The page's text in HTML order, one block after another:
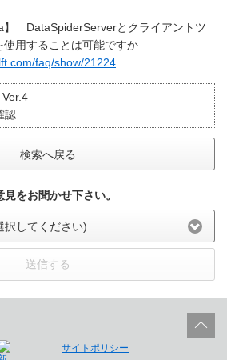
DataSpiderServerとクライアントツ
用することは可能ですか
faq/show/21224
Ver.4
認
検索へ戻る
をお聞かせ下さい。
択してください)
送信する
サイトポリシー